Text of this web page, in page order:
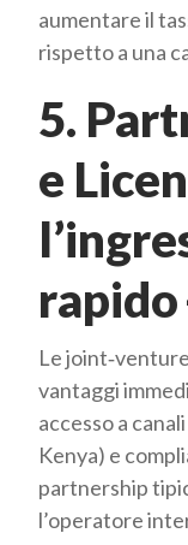
aumentare il
rispetto a una
5.
e
rapido
Le
vantaggi
accesso a
Kenya) e
partnership
l’operatore